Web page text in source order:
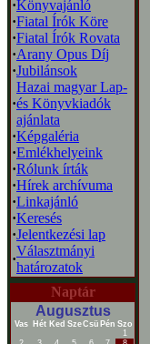
·Könyvajánló
·Fiatal Írók Köre
·Fiatal Írók Rovata
·Arany Opus Díj
·Jubilánsok
·
Hazai magyar Lap-
és Könyvkiadók
ajánlata
·Képgaléria
·Emlékhelyeink
·Rólunk írták
·Hírek archívuma
·Linkajánló
·Keresés
·Jelentkezési lap
·
Választmányi
határozatok
Naptár
Augusztus
Vas Hét Ked SzeCsü Pén Szo
1